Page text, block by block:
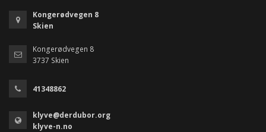
Kongerødvegen 8
Skien
Kongerødvegen 8
3737 Skien
41348862
klyve@derdubor.org
klyve-n.no